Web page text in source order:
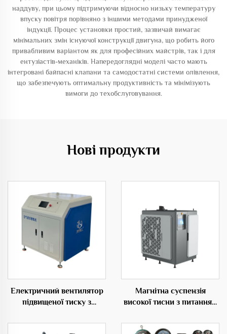
наддуву, при цьому підтримуючи відносно низьку температуру
впуску повітря порівняно з іншими методами принудженої
індукції. Процес установки простий, зазвичай вимагає
мінімальних змін існуючої конструкції двигуна, що робить його
привабливим варіантом як для професійних майстрів, так і для
ентузіастів-механіків. Напередоглядні моделі часто мають
інтегровані байпасні клапани та самодостатні системи олівлення,
що забезпечують оптимальну продуктивність та мінімізують
вимоги до техобслуговування.
Нові продукти
Електричний вентилятор
підвищеної тиску з
стальною конструкцією
Магнітна суспензія
високої тисни з питанням
центруючого типу OEM